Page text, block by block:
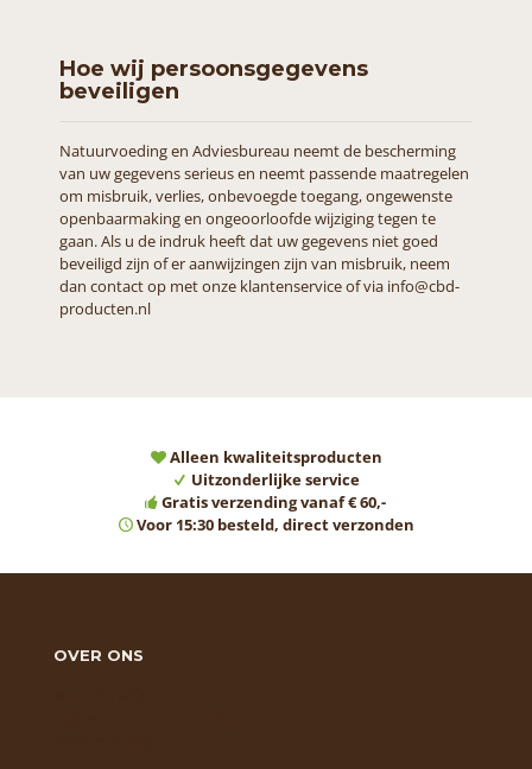
Hoe wij persoonsgegevens
beveiligen
Natuurvoeding en Adviesbureau neemt de bescherming
van uw gegevens serieus en neemt passende maatregelen
om misbruik, verlies, onbevoegde toegang, ongewenste
openbaarmaking en ongeoorloofde wijziging tegen te
gaan. Als u de indruk heeft dat uw gegevens niet goed
beveiligd zijn of er aanwijzingen zijn van misbruik, neem
dan contact op met onze klantenservice of via info@cbd-
producten.nl
Alleen kwaliteitsproducten
Uitzonderlijke service
Gratis verzending vanaf € 60,-
Voor 15:30 besteld, direct verzonden
OVER ONS